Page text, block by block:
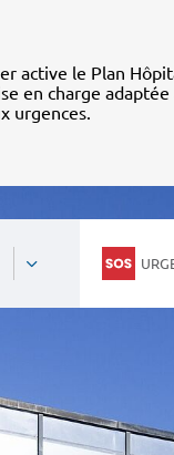
active le Plan
en charge
urgences.